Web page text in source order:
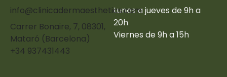
Lunes a jueves de 9h a
20h
Viernes de 9h a 15h
+34 937431443
info@clinicadermaesthetics.com
Carrer Bonaire, 7, 08301,
Mataró (Barcelona)